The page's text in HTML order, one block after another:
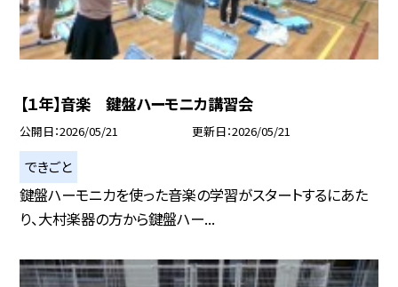
【１年】音楽 鍵盤ハーモニカ講習会
公開日 2026/05/21 更新日 2026/05/21
できごと
鍵盤ハーモニカを使った音楽の学習がスタートするにあた
り、大村楽器の方から鍵盤ハー...